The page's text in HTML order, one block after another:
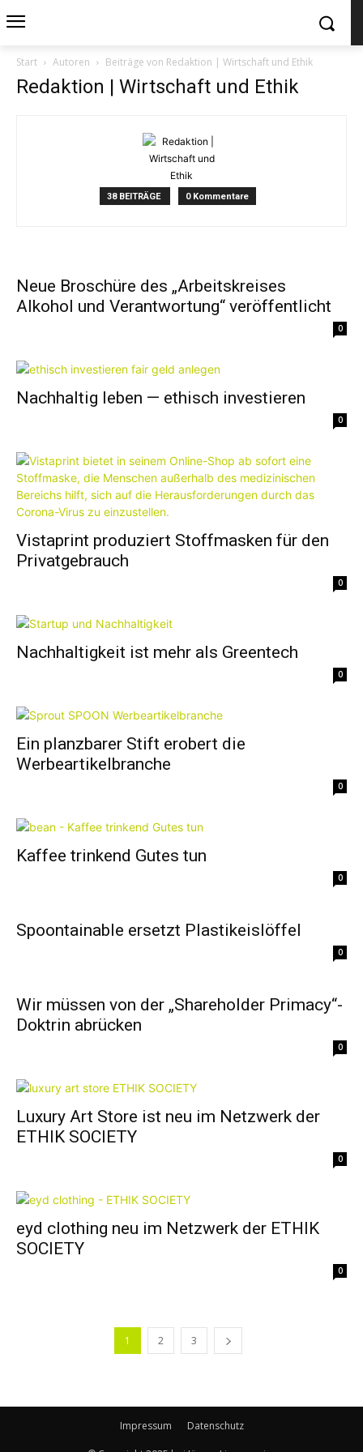
Start Autoren Beiträge von Redaktion | Wirtschaft und Ethik
Redaktion | Wirtschaft und Ethik
38 BEITRÄGE 0 Kommentare
Neue Broschüre des „Arbeitskreises
Alkohol und Verantwortung“ veröffentlicht
0
Nachhaltig leben — ethisch investieren
0
Vistaprint produziert Stoffmasken für den
Privatgebrauch
0
Nachhaltigkeit ist mehr als Greentech
0
Ein planzbarer Stift erobert die
Werbeartikelbranche
0
Kaffee trinkend Gutes tun
0
Spoontainable ersetzt Plastikeislöffel
0
Wir müssen von der „Shareholder Primacy“-
Doktrin abrücken
0
Luxury Art Store ist neu im Netzwerk der
ETHIK SOCIETY
0
eyd clothing neu im Netzwerk der ETHIK
SOCIETY
0
1 2 3
Impressum Datenschutz